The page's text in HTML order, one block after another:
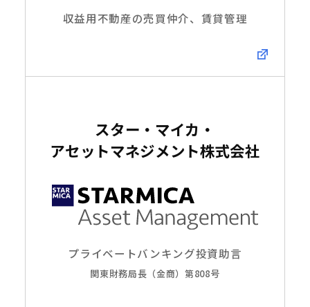
収益用不動産の売買仲介、賃貸管理
スター・マイカ・
アセットマネジメント株式会社
プライベートバンキング投資助言
関東財務局長（金商）第808号